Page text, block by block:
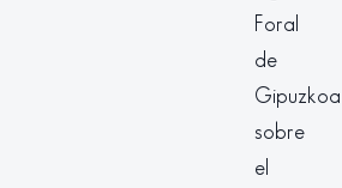
Foral
de
Gipuzkoa
sobre
el